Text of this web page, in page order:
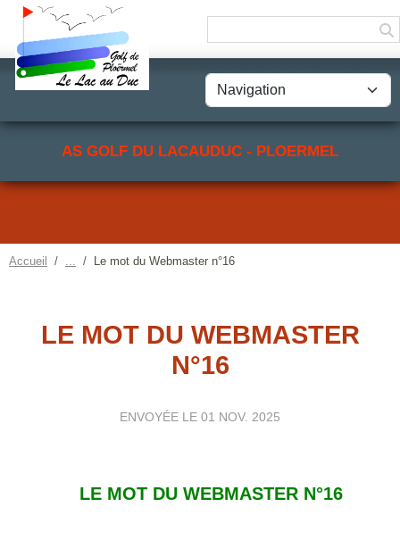
AS GOLF DU LACAUDUC - PLOERMEL
Accueil Le mot du Webmaster n°16
LE MOT DU WEBMASTER
N°16
ENVOYÉE LE 01 NOV. 2025
LE MOT DU WEBMASTER N°16
Panneau de gestion des cookies